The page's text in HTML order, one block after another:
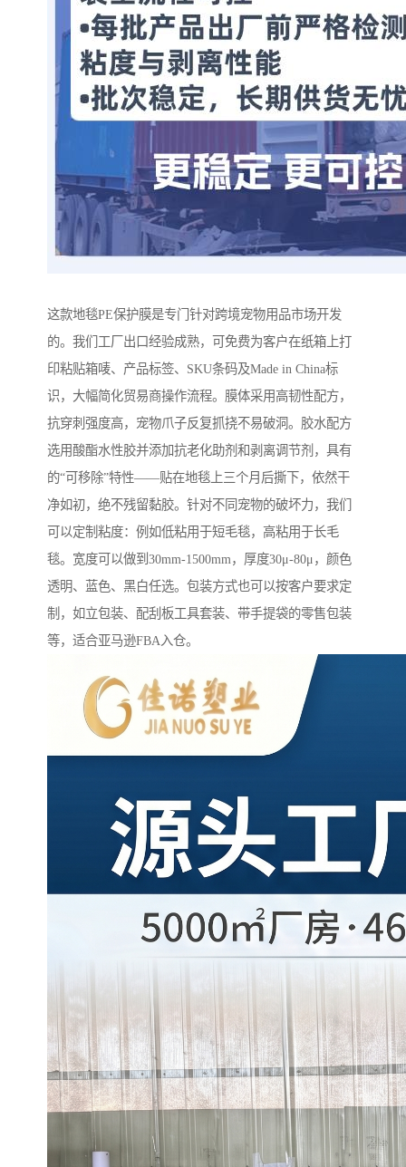
这款地毯PE保护膜是专门针对跨境宠物用品市场开发
的。我们工厂出口经验成熟，可免费为客户在纸箱上打
印粘贴箱唛、产品标签、SKU条码及Made in China标
识，大幅简化贸易商操作流程。膜体采用高韧性配方，
抗穿刺强度高，宠物爪子反复抓挠不易破洞。胶水配方
选用酸酯水性胶并添加抗老化助剂和剥离调节剂，具有
的“可移除”特性——贴在地毯上三个月后撕下，依然干
净如初，绝不残留黏胶。针对不同宠物的破坏力，我们
可以定制粘度：例如低粘用于短毛毯，高粘用于长毛
毯。宽度可以做到30mm-1500mm，厚度30μ-80μ，颜色
透明、蓝色、黑白任选。包装方式也可以按客户要求定
制，如立包装、配刮板工具套装、带手提袋的零售包装
等，适合亚马逊FBA入仓。